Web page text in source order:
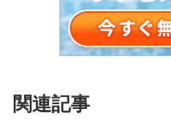
関連記事